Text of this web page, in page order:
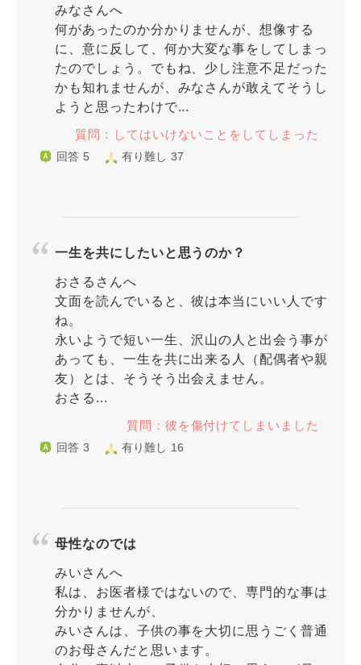
みなさんへ
何があったのか分かりませんが、想像する
に、意に反して、何か大変な事をしてしまっ
たのでしょう。でもね、少し注意不足だった
かも知れませんが、みなさんが敢えてそうし
ようと思ったわけで...
質問：してはいけないことをしてしまった
回答 5 有り難し 37
一生を共にしたいと思うのか？
おさるさんへ
文面を読んでいると、彼は本当にいい人です
ね。
永いようで短い一生、沢山の人と出会う事が
あっても、一生を共に出来る人（配偶者や親
友）とは、そうそう出会えません。
おさる...
質問：彼を傷付けてしまいました
回答 3 有り難し 16
母性なのでは
みいさんへ
私は、お医者様ではないので、専門的な事は
分かりませんが、
みいさんは、子供の事を大切に思うごく普通
のお母さんだと思います。